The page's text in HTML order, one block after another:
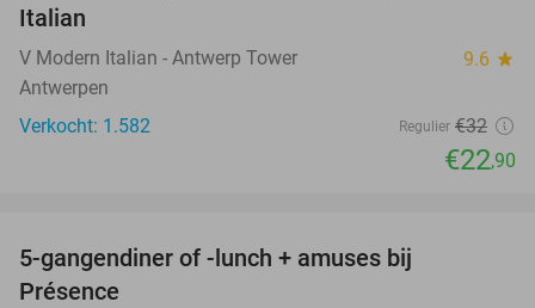
Italian
V Modern Italian - Antwerp Tower 9.6 star
Antwerpen
Verkocht: 1.582
Regulier €32
€22,90
5-gangendiner of -lunch + amuses bij
Présence